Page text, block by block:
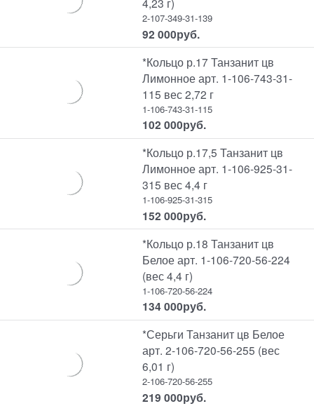
2-107-349-31-139
92 000руб.
*Кольцо р.17 Танзанит цв
Лимонное арт. 1-106-743-31-
115 вес 2,72 г
1-106-743-31-115
102 000руб.
*Кольцо р.17,5 Танзанит цв
Лимонное арт. 1-106-925-31-
315 вес 4,4 г
1-106-925-31-315
152 000руб.
*Кольцо р.18 Танзанит цв
Белое арт. 1-106-720-56-224
(вес 4,4 г)
1-106-720-56-224
134 000руб.
*Серьги Танзанит цв Белое
арт. 2-106-720-56-255 (вес
6,01 г)
2-106-720-56-255
219 000руб.